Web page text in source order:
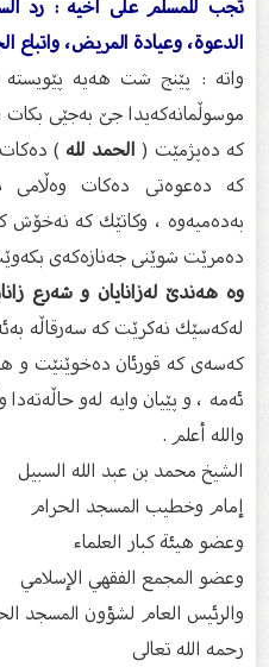
الدعوة، وعيادة المريض، واتباع
واتە : پێنج شت هەیە پێویستە
موسوڵمانەكەیدا جێ بەجێی بكات
كە دەپژمێت (الحمد لله) دەكات
كە دەعوەتی دەكات وەڵامی
بەدەمیەوە ، وكاتێك كە نەخۆش
دەمرێت شوێنی جەنازەكەی
وە هەندێ‌ لەزانایان و شەرع زانان
لەكەسێك نەكرێت كە سەرقاڵە
كەسەی كە قورئان دەخوێنێت و
ئەمە ، و پێیان وایە لەو
والله أعلم .
الشیخ محمد بن عبد الله السبيل
إمام وخطيب المسجد الحرام
وعضو هيئة كبار العلماء
وعضو المجمع الفقهي الإسلامي
والرئيس العام لشؤون المسجد
رحمه الله تعالى